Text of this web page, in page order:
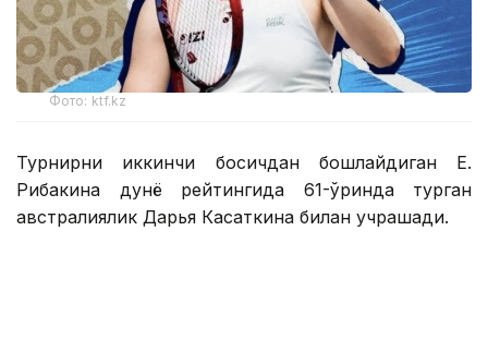
Фото: ktf.kz
Турнирни иккинчи босқичдан бошлайдиган Е.
Рибакина дунё рейтингида 61-ўринда турган
австралиялик Дарья Касаткина билан учрашади.